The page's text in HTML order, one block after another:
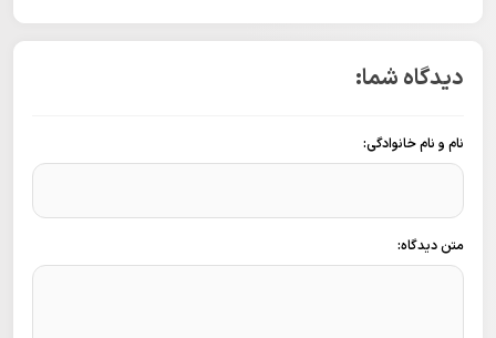
دیدگاه شما:
نام و نام خانوادگی:
متن دیدگاه: